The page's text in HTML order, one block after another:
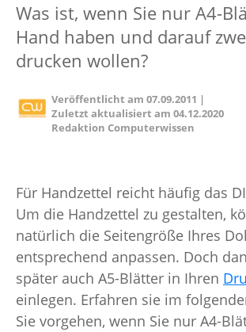
Was ist, wenn Sie nur A4-
Hand haben und darauf
drucken wollen?
Veröffentlicht am07.09.2011 |
Zuletzt aktualisiert am04.12.2020
Redaktion Computerwissen
Für Handzettel reicht häufig das
Um die Handzettel zu gestalten,
natürlich die Seitengröße Ihres
entsprechend anpassen. Doch
später auch A5-Blätter in Ihren
einlegen. Erfahren sie im
Sie vorgehen, wenn Sie nur A4-